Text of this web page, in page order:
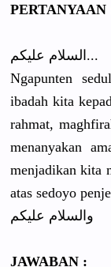
PERTANYAAN
السلام علیکم...
Ngapunten
ibadah kita
rahmat,
menanyakan
menjadikan kita
atas sedoyo
والسلام علیکم
JAWABAN :